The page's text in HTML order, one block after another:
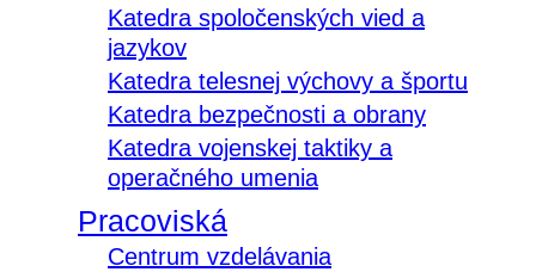
Katedra spoločenských vied a
jazykov
Katedra telesnej výchovy a športu
Katedra bezpečnosti a obrany
Katedra vojenskej taktiky a
operačného umenia
Pracoviská
Centrum vzdelávania